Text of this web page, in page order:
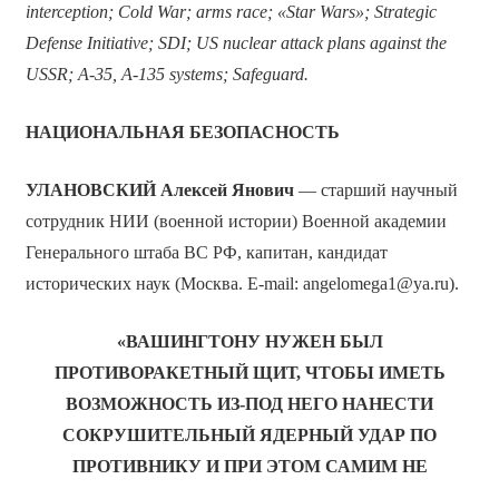
interception; Cold War; arms race; «Star Wars»; Strategic
Defense Initiative; SDI; US nuclear attack plans against the
USSR; A-35, A-135 systems; Safeguard.
НАЦИОНАЛЬНАЯ БЕЗОПАСНОСТЬ
УЛАНОВСКИЙ Алексей Янович— старший научный
сотрудник НИИ (военной истории) Военной академии
Генерального штаба ВС РФ, капитан, кандидат
исторических наук (Москва. E-mail: angelomega1@ya.ru).
«ВАШИНГТОНУ НУЖЕН БЫЛ
ПРОТИВОРАКЕТНЫЙ ЩИТ, ЧТОБЫ ИМЕТЬ
ВОЗМОЖНОСТЬ ИЗ-ПОД НЕГО НАНЕСТИ
СОКРУШИТЕЛЬНЫЙ ЯДЕРНЫЙ УДАР ПО
ПРОТИВНИКУ И ПРИ ЭТОМ САМИМ НЕ